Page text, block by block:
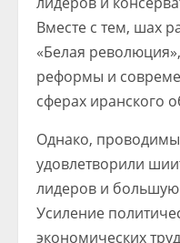
Вместе с тем, шах
«Белая
реформы и
сферах иранского
Однако,
удовлетворили
лидеров и большую
Усиление
экономических